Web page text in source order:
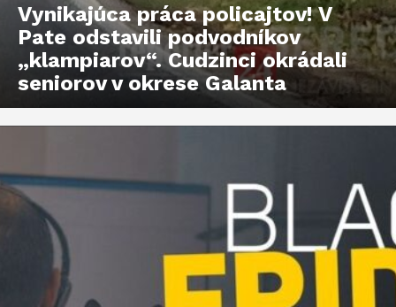
Vynikajúca práca policajtov! V
Pate odstavili podvodníkov
„klampiarov“. Cudzinci okrádali
seniorov v okrese Galanta